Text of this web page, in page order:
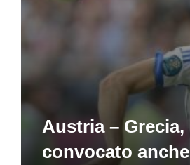
Austria – Grecia,
convocato anche